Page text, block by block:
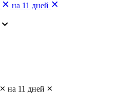
на 11 дней
на 11 дней